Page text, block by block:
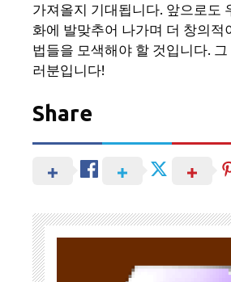
가져올지 기대됩니다. 앞으로도
화에 발맞추어 나가며 더 창의적
법들을 모색해야 할 것입니다.
러분입니다!
Share